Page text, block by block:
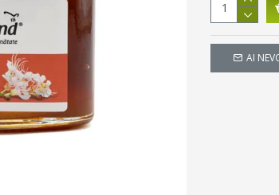
AI